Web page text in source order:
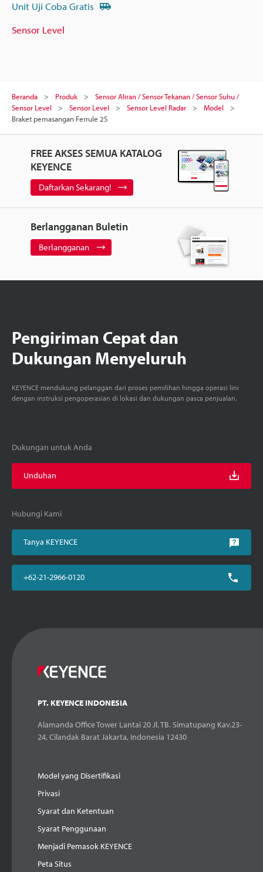
Unit Uji Coba Gratis
Sensor Level
Beranda Produk
Sensor Aliran / Sensor Tekanan / Sensor Suhu /
Sensor Level
Sensor Level Sensor Level Radar
Model
Braket pemasangan Ferrule 2S
FREE AKSES SEMUA KATALOG
KEYENCE
Daftarkan Sekarang!
Berlangganan Buletin
Berlangganan
Pengiriman Cepat dan
Dukungan Menyeluruh
KEYENCE mendukung pelanggan dari proses pemilihan hingga operasi lini
dengan instruksi pengoperasian di lokasi dan dukungan pasca penjualan.
Dukungan untuk Anda
Unduhan
Hubungi Kami
Tanya KEYENCE
+62-21-2966-0120
PT. KEYENCE INDONESIA
Alamanda Office Tower Lantai 20 Jl. TB. Simatupang Kav.23-
24, Cilandak Barat Jakarta, Indonesia 12430
Model yang Disertifikasi
Privasi
Syarat dan Ketentuan
Syarat Penggunaan
Menjadi Pemasok KEYENCE
Peta Situs